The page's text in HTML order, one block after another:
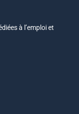
à l’emploi et